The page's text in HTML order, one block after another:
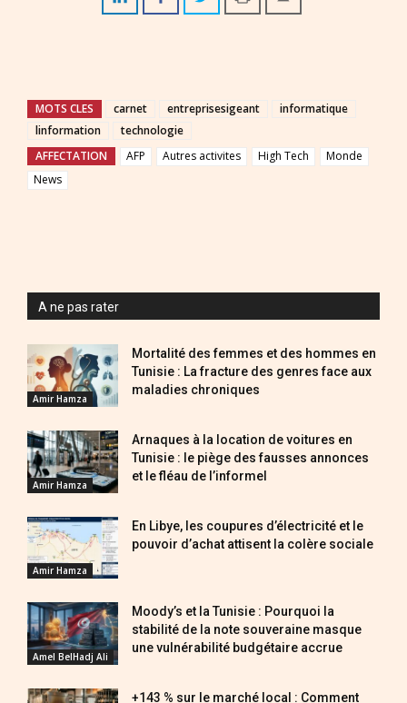
MOTS CLES carnet entreprisesigeant
informatique
linformation
technologie
AFFECTATION
AFP Autres activites High Tech
Monde
News
A ne pas rater
Amir Hamza
Mortalité des femmes et des hommes en
Tunisie : La fracture des genres face aux
maladies chroniques
Amir Hamza
Arnaques à la location de voitures en
Tunisie : le piège des fausses annonces
et le fléau de l’informel
Amir Hamza
En Libye, les coupures d’électricité et le
pouvoir d’achat attisent la colère sociale
Amel BelHadj Ali
Moody’s et la Tunisie : Pourquoi la
stabilité de la note souveraine masque
une vulnérabilité budgétaire accrue
+143 % sur le marché local : Comment